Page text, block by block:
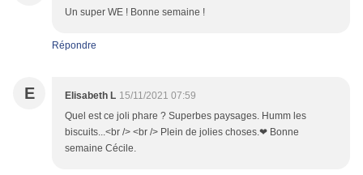
Un super WE ! Bonne semaine !
Répondre
E Elisabeth L 15/11/2021 07:59
Quel est ce joli phare ? Superbes paysages. Humm les
biscuits...<br /> <br /> Plein de jolies choses.❤ Bonne
semaine Cécile.